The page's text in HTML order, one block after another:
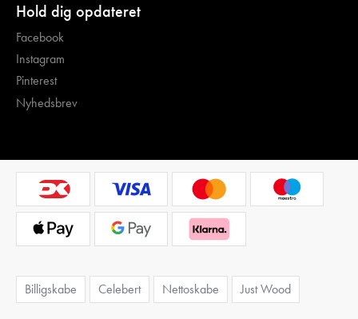
Hold dig opdateret
Facebook
Instagram
Pinterest
Nyhedsbrev
Billigskabe Celebert Nettoskabe Just Wood